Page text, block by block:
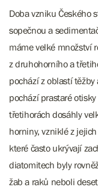
Doba vzniku Českého
sopečnou a
máme velké množství
z druhohorního a
pochází z oblastí
pochází prastaré
třetihorách dosáhly
horniny, vzniklé z
které často ukrývají
diatomitech byly
žab a raků neboli